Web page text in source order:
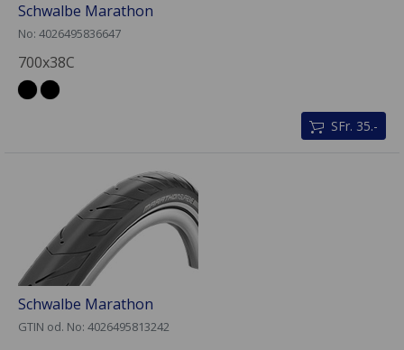
Schwalbe Marathon
No: 4026495836647
700x38C
SFr. 35.-
Schwalbe Marathon
GTIN od. No: 4026495813242